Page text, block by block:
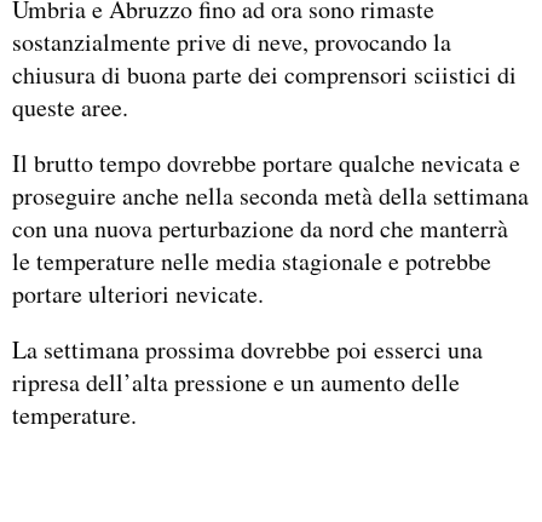
Umbria e Abruzzo fino ad ora sono rimaste
sostanzialmente prive di neve, provocando la
chiusura di buona parte dei comprensori sciistici di
queste aree.
Il brutto tempo dovrebbe portare qualche nevicata e
proseguire anche nella seconda metà della settimana
con una nuova perturbazione da nord che manterrà
le temperature nelle media stagionale e potrebbe
portare ulteriori nevicate.
La settimana prossima dovrebbe poi esserci una
ripresa dell’alta pressione e un aumento delle
temperature.